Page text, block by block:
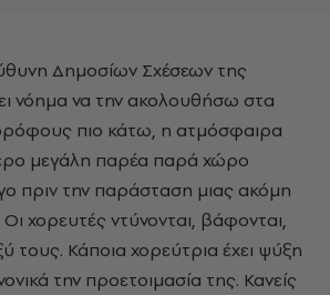
νόημα να την ακολουθήσω στα
πιο κάτω, η ατμόσφαιρα
μεγάλη παρέα παρά χώρο
πριν την παράσταση μιας ακόμη
χορευτές ντύνονται, βάφονται,
τους. Κάποια χορεύτρια έχει ψύξη
την προετοιμασία της. Κανείς